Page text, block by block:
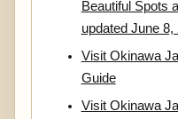
Beautiful Spots
updated June 8,
Visit Okinawa
Guide
Visit Okinawa